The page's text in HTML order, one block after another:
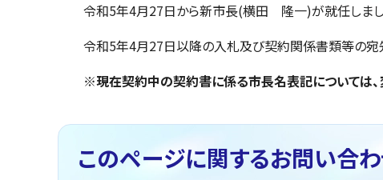
令和5年4月27日から新市長(横田 隆一)が就任しまし
令和5年4月27日以降の入札及び契約関係書類等の宛
※現在契約中の契約書に係る市長名表記については、
このページに関するお問い合